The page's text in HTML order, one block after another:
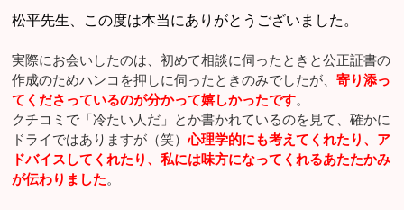
松平先生、この度は本当にありがとうございました。
実際にお会いしたのは、初めて相談に伺ったときと公正証書の
作成のためハンコを押しに伺ったときのみでしたが、寄り添っ
てくださっているのが分かって嬉しかったです。
クチコミで「冷たい人だ」とか書かれているのを見て、確かに
ドライではありますが（笑）心理学的にも考えてくれたり、ア
ドバイスしてくれたり、私には味方になってくれるあたたかみ
が伝わりました。